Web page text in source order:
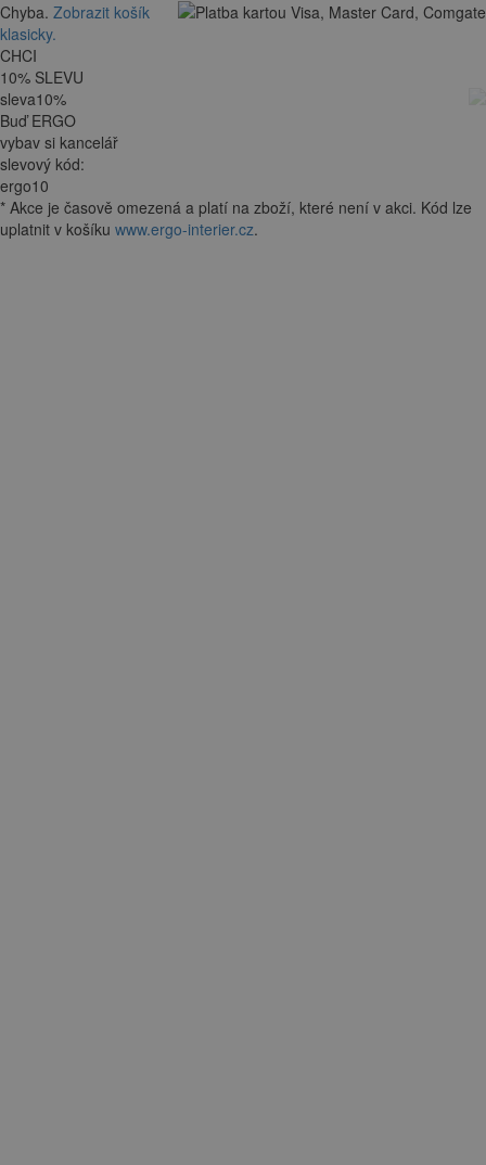
Chyba. Zobrazit košík
klasicky.
CHCI
10% SLEVU
sleva10%
Buď ERGO
vybav si kancelář
slevový kód:
ergo10
* Akce je časově omezená a platí na zboží, které není v akci. Kód lze
uplatnit v košíku www.ergo-interier.cz.